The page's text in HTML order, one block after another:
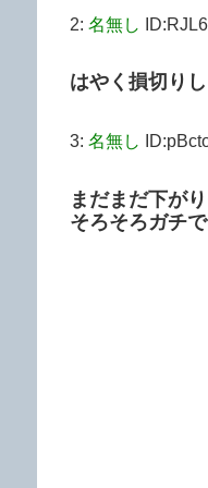
2: 名無し
はやく損切り
3: 名無し
まだまだ下が
そろそろガチ